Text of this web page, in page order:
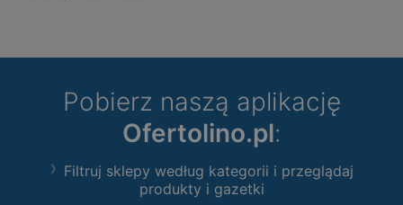
Pobierz naszą aplikację
Ofertolino.pl:
Filtruj sklepy według kategorii i przeglądaj
produkty i gazetki